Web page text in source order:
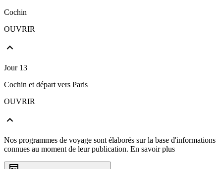
Cochin
OUVRIR
Jour 13
Cochin et départ vers Paris
OUVRIR
Nos programmes de voyage sont élaborés sur la base d'informations
connues au moment de leur publication. En savoir plus